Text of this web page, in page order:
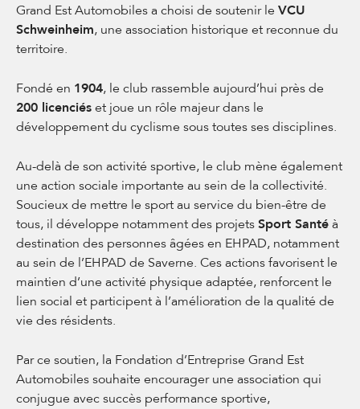
Grand Est Automobiles a choisi de soutenir le VCU
Schweinheim, une association historique et reconnue du
territoire.
Fondé en 1904, le club rassemble aujourd’hui près de
200 licenciés et joue un rôle majeur dans le
développement du cyclisme sous toutes ses disciplines.
Au-delà de son activité sportive, le club mène également
une action sociale importante au sein de la collectivité.
Soucieux de mettre le sport au service du bien-être de
tous, il développe notamment des projets Sport Santé à
destination des personnes âgées en EHPAD, notamment
au sein de l’EHPAD de Saverne. Ces actions favorisent le
maintien d’une activité physique adaptée, renforcent le
lien social et participent à l’amélioration de la qualité de
vie des résidents.
Par ce soutien, la Fondation d’Entreprise Grand Est
Automobiles souhaite encourager une association qui
conjugue avec succès performance sportive,